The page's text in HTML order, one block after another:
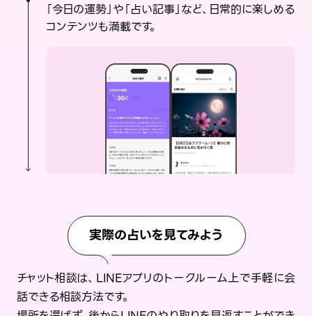
「今日の運勢」や「占い記事」など、日常的に楽しめる
コンテンツも満載です。
実際の占いを見てみよう
チャット相談は、LINEアプリのトークルーム上で手軽に会
話できる相談方法です。